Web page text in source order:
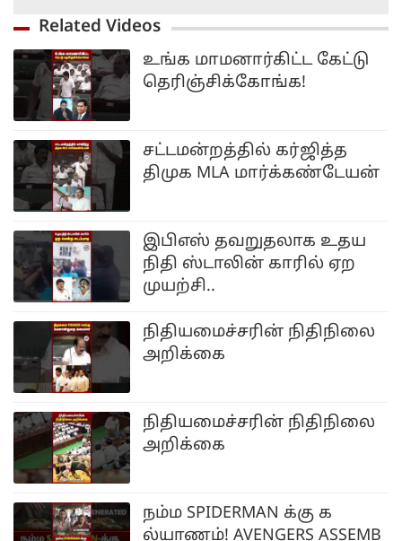
Related Videos
உங்க மாமனார்கிட்ட கேட்டு
தெரிஞ்சிக்கோங்க!
சட்டமன்றத்தில் கர்ஜித்த
திமுக MLA மார்க்கண்டேயன்
இபிஎஸ் தவறுதலாக உதய
நிதி ஸ்டாலின் காரில் ஏற
முயற்சி..
நிதியமைச்சரின் நிதிநிலை
அறிக்கை
நிதியமைச்சரின் நிதிநிலை
அறிக்கை
நம்ம SPIDERMAN க்கு க
ல்யாணம்! AVENGERS ASSEMB